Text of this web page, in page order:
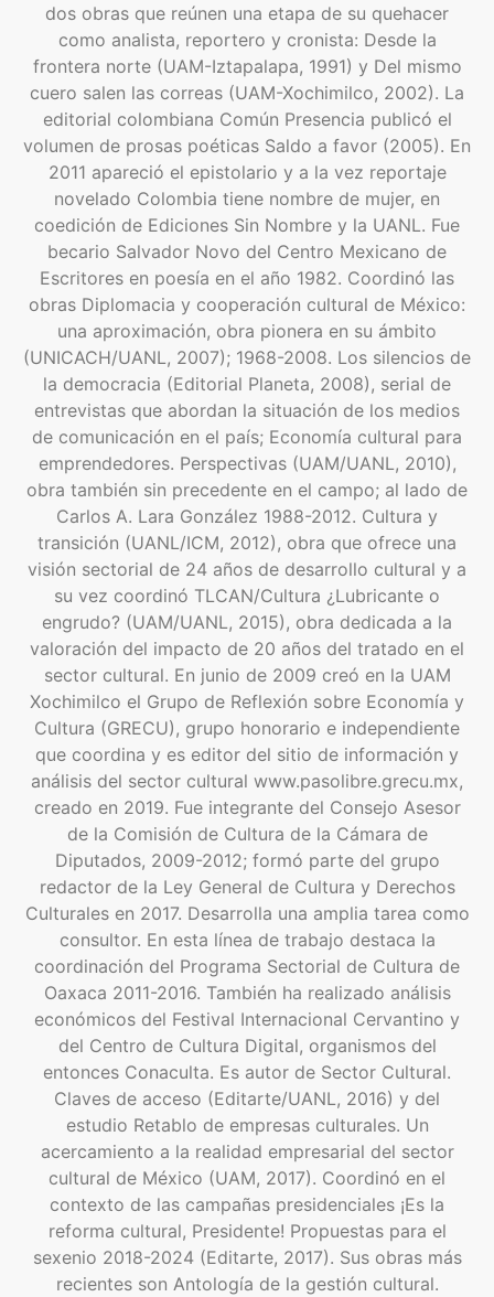
dos obras que reúnen una etapa de su quehacer
como analista, reportero y cronista: Desde la
frontera norte (UAM-Iztapalapa, 1991) y Del mismo
cuero salen las correas (UAM-Xochimilco, 2002). La
editorial colombiana Común Presencia publicó el
volumen de prosas poéticas Saldo a favor (2005). En
2011 apareció el epistolario y a la vez reportaje
novelado Colombia tiene nombre de mujer, en
coedición de Ediciones Sin Nombre y la UANL. Fue
becario Salvador Novo del Centro Mexicano de
Escritores en poesía en el año 1982. Coordinó las
obras Diplomacia y cooperación cultural de México:
una aproximación, obra pionera en su ámbito
(UNICACH/UANL, 2007); 1968-2008. Los silencios de
la democracia (Editorial Planeta, 2008), serial de
entrevistas que abordan la situación de los medios
de comunicación en el país; Economía cultural para
emprendedores. Perspectivas (UAM/UANL, 2010),
obra también sin precedente en el campo; al lado de
Carlos A. Lara González 1988-2012. Cultura y
transición (UANL/ICM, 2012), obra que ofrece una
visión sectorial de 24 años de desarrollo cultural y a
su vez coordinó TLCAN/Cultura ¿Lubricante o
engrudo? (UAM/UANL, 2015), obra dedicada a la
valoración del impacto de 20 años del tratado en el
sector cultural. En junio de 2009 creó en la UAM
Xochimilco el Grupo de Reflexión sobre Economía y
Cultura (GRECU), grupo honorario e independiente
que coordina y es editor del sitio de información y
análisis del sector cultural www.pasolibre.grecu.mx,
creado en 2019. Fue integrante del Consejo Asesor
de la Comisión de Cultura de la Cámara de
Diputados, 2009-2012; formó parte del grupo
redactor de la Ley General de Cultura y Derechos
Culturales en 2017. Desarrolla una amplia tarea como
consultor. En esta línea de trabajo destaca la
coordinación del Programa Sectorial de Cultura de
Oaxaca 2011-2016. También ha realizado análisis
económicos del Festival Internacional Cervantino y
del Centro de Cultura Digital, organismos del
entonces Conaculta. Es autor de Sector Cultural.
Claves de acceso (Editarte/UANL, 2016) y del
estudio Retablo de empresas culturales. Un
acercamiento a la realidad empresarial del sector
cultural de México (UAM, 2017). Coordinó en el
contexto de las campañas presidenciales ¡Es la
reforma cultural, Presidente! Propuestas para el
sexenio 2018-2024 (Editarte, 2017). Sus obras más
recientes son Antología de la gestión cultural.